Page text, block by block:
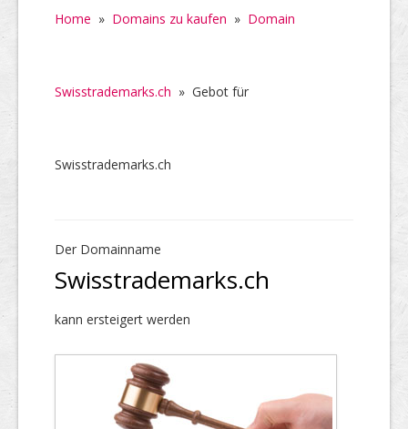
Home » Domains zu kaufen » Domain
Swisstrademarks.ch » Gebot für
Swisstrademarks.ch
Der Domainname
Swisstrademarks.ch
kann ersteigert werden